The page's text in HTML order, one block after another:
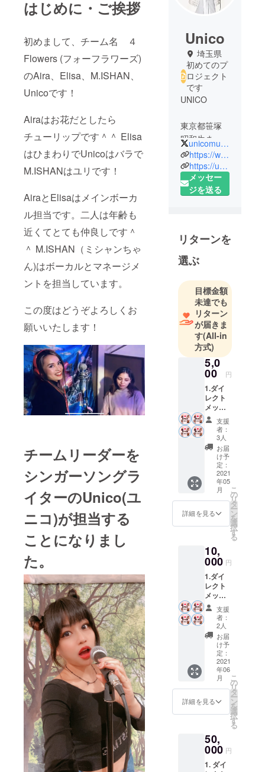
はじめに・ご挨拶
初めまして、チーム名 ４
Flowers (フォーフラワーズ)
のAira、Elisa、M.ISHAN、
Unicoです！
Airaはお花だとしたら
チューリップです＾＾ Elisa
はひまわりでUnicoはバラで
M.ISHANはユリです！
AiraとElisaはメインボーカ
ル担当です。二人は年齢も
近くてとても仲良しです＾
＾ M.ISHAN（ミシャンちゃ
ん)はボーカルとマネージメ
ントを担当しています。
この度はどうぞよろしくお
願いいたします！
チームリーダーを
シンガーソングラ
イターのUnico(ユ
ニコ)が担当する
ことになりまし
た。
Unico
埼玉県
初めてのプ
ロジェクト
です
UNICO
東京都笹塚
昭和生まれ
アメリカ
ニュー
ジャージー
育ち。
作り。幽体
離脱。
アメリカ
ニュー
ジャージー
州育ちバイ
リンガルシ
ンガーソン
グライ
ター。
ニューヨー
クでラッ
パー・プロ
デゥーサー
のPISMOの
もと、作
曲、アレン
ジ、レコー
ディングを
しながらマ
ンハッタ
ン、ブルッ
にライブ活
動をしてい
た。オリジ
ナル曲WISH
がオリン
ピック招致
応援歌とし
シャルに決
まり招致活
動のため帰
国。帰国後
AVEXよりオ
ニアルバム
POWER OF
LOVEをリ
unicomusic29
https://www.youtube.com/channel/UCyAYcJiQK-5io-t6SDJZRUw
https://unicomusic.jimdofree.com
メッセー
ジを送る
リターンを
選ぶ
目標金額
未達でも
リターン
が届きま
す(All-in
方式)
5,0
00 円
1.ダイ
レクト
メッ
セージ
2.愛の
未来
チーム
メン
バース
テッ
カー (愛
の未来
と書い
たス
テッ
カーは
してく
ださる
皆様は
愛の未
来を作
るチー
ムであ
りメン
バーと
言う意
味を込
めさせ
ていた
だきま
した＾
＾) 3. メ
ンバー
支援
者：
3人
お届
け予
定：
2021
年05
月
詳細を見る
こ
の
リ
タ
ー
ン
を
選
択
す
る
10,
000 円
1.ダイ
レクト
メッ
セージ
2.愛の
未来
チーム
メン
バース
テッ
カー (愛
の未来
と書い
たス
テッ
カーは
してく
ださる
皆様は
愛の未
支援
者：
2人
お届
け予
定：
2021
年06
月
詳細を見る
こ
の
リ
タ
ー
ン
を
選
択
す
る
50,
000 円
1. ダイ